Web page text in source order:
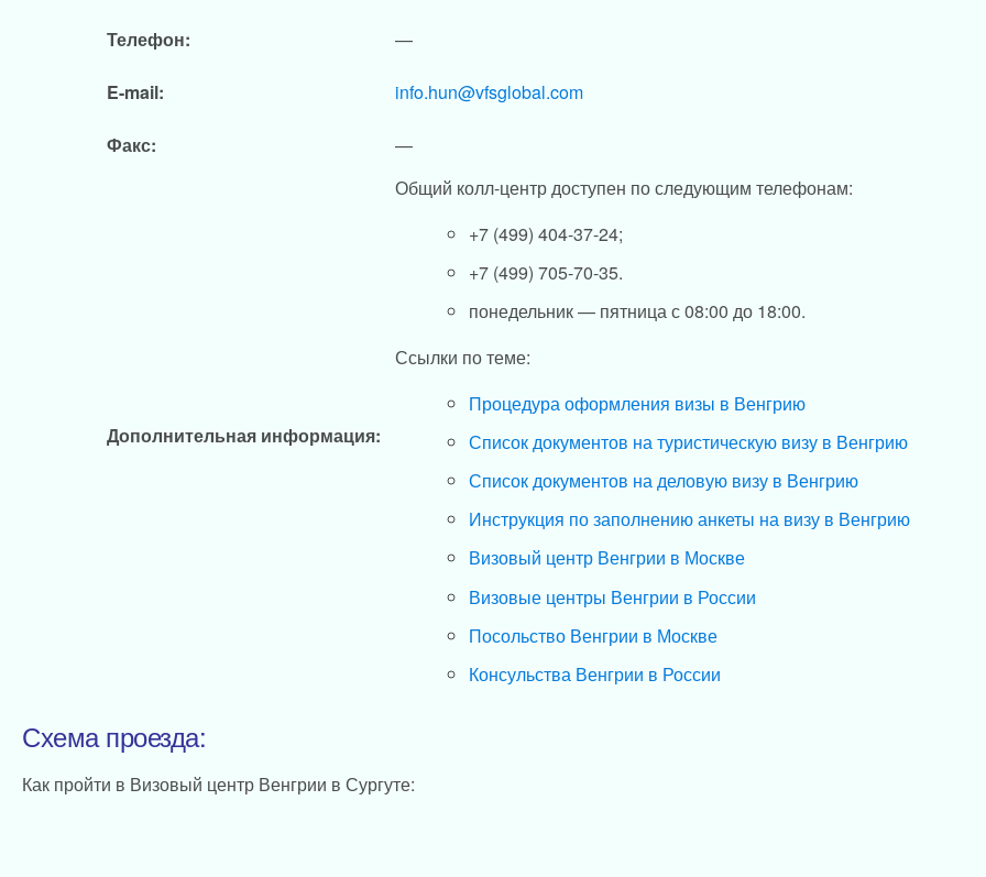
Телефон: —
E-mail: info.hun@vfsglobal.com
Факс: —
Дополнительная информация:
Общий колл-центр доступен по следующим телефонам:
+7 (499) 404-37-24;
+7 (499) 705-70-35.
понедельник — пятница с 08:00 до 18:00.
Ссылки по теме:
Процедура оформления визы в Венгрию
Список документов на туристическую визу в Венгрию
Список документов на деловую визу в Венгрию
Инструкция по заполнению анкеты на визу в Венгрию
Визовый центр Венгрии в Москве
Визовые центры Венгрии в России
Посольство Венгрии в Москве
Консульства Венгрии в России
Схема проезда:
Как пройти в Визовый центр Венгрии в Сургуте: